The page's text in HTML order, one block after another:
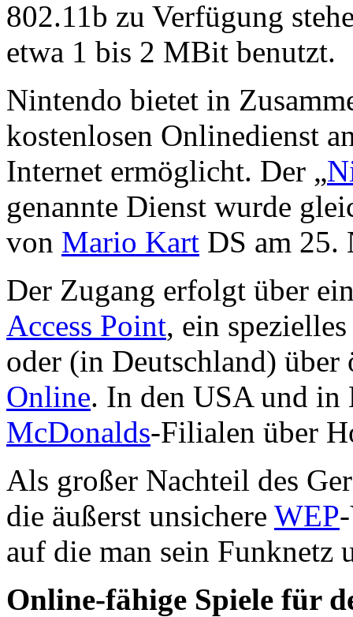
802.11b zu Verfügung
etwa 1 bis 2 MBit benutzt.
Nintendo bietet in
kostenlosen Onlinedienst
Internet ermöglicht. Der „
genannte Dienst wurde
von Mario Kart DS am 25.
Der Zugang erfolgt über
Access Point, ein
oder (in Deutschland)
Online. In den USA und in
McDonalds-Filialen über
Als großer Nachteil des
die äußerst unsichere WEP
auf die man sein Funknetz
Online-fähige Spiele für